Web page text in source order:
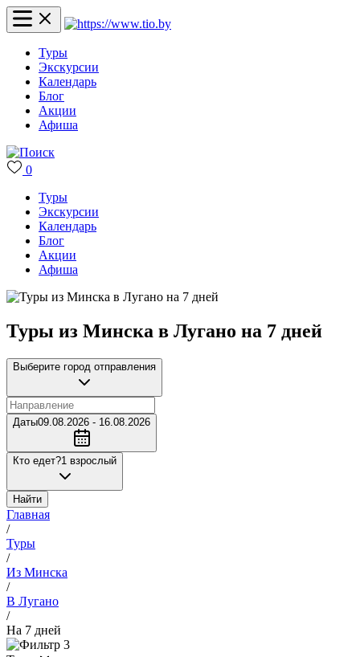
Туры
Экскурсии
Календарь
Блог
Акции
Афиша
0
Туры
Экскурсии
Календарь
Блог
Акции
Афиша
Туры из Минска в Лугано на 7 дней
Выберите город отправления
Даты09.08.2026 - 16.08.2026
Кто едет?1 взрослый
Найти
Главная
/
Туры
/
Из Минска
/
В Лугано
/
На 7 дней
3